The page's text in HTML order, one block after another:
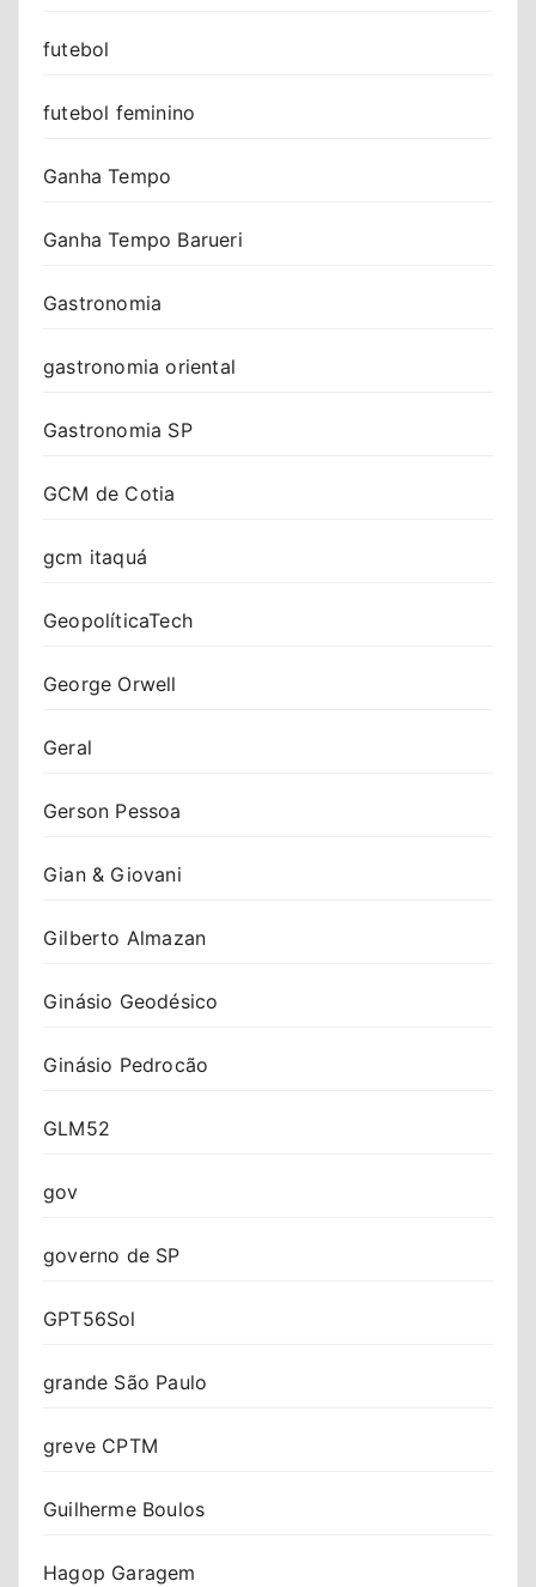
futebol
futebol feminino
Ganha Tempo
Ganha Tempo Barueri
Gastronomia
gastronomia oriental
Gastronomia SP
GCM de Cotia
gcm itaquá
GeopolíticaTech
George Orwell
Geral
Gerson Pessoa
Gian & Giovani
Gilberto Almazan
Ginásio Geodésico
Ginásio Pedrocão
GLM52
gov
governo de SP
GPT56Sol
grande São Paulo
greve CPTM
Guilherme Boulos
Hagop Garagem